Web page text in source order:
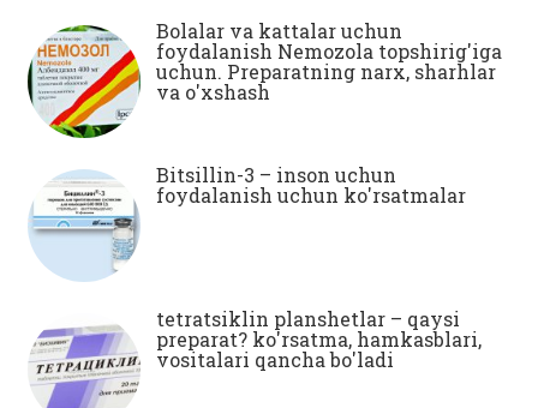
Bolalar va kattalar uchun
foydalanish Nemozola topshirig'iga
uchun. Preparatning narx, sharhlar
va o'xshash
Bitsillin-3 – inson uchun
foydalanish uchun ko'rsatmalar
tetratsiklin planshetlar – qaysi
preparat? ko'rsatma, hamkasblari,
vositalari qancha bo'ladi